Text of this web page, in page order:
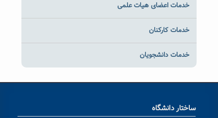
خدمات اعضای هیات علمی
خدمات کارکنان
خدمات دانشجویان
ساختار دانشگاه